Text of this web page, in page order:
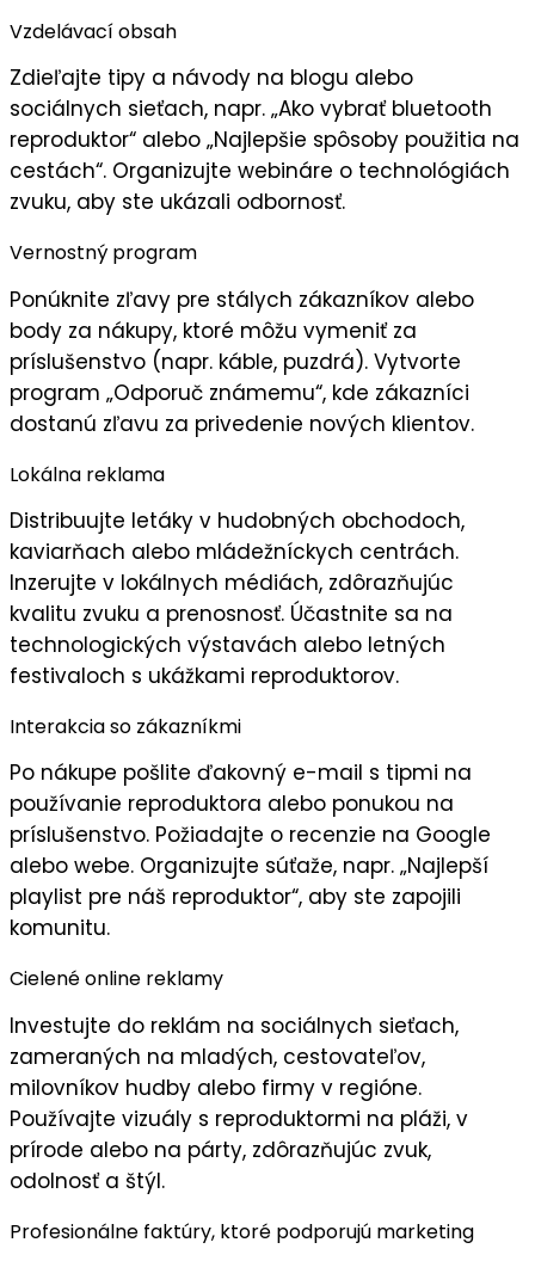
Vzdelávací obsah
Zdieľajte tipy a návody na blogu alebo
sociálnych sieťach, napr. „Ako vybrať bluetooth
reproduktor“ alebo „Najlepšie spôsoby použitia na
cestách“. Organizujte webináre o technológiách
zvuku, aby ste ukázali odbornosť.
Vernostný program
Ponúknite zľavy pre stálych zákazníkov alebo
body za nákupy, ktoré môžu vymeniť za
príslušenstvo (napr. káble, puzdrá). Vytvorte
program „Odporuč známemu“, kde zákazníci
dostanú zľavu za privedenie nových klientov.
Lokálna reklama
Distribuujte letáky v hudobných obchodoch,
kaviarňach alebo mládežníckych centrách.
Inzerujte v lokálnych médiách, zdôrazňujúc
kvalitu zvuku a prenosnosť. Účastnite sa na
technologických výstavách alebo letných
festivaloch s ukážkami reproduktorov.
Interakcia so zákazníkmi
Po nákupe pošlite ďakovný e-mail s tipmi na
používanie reproduktora alebo ponukou na
príslušenstvo. Požiadajte o recenzie na Google
alebo webe. Organizujte súťaže, napr. „Najlepší
playlist pre náš reproduktor“, aby ste zapojili
komunitu.
Cielené online reklamy
Investujte do reklám na sociálnych sieťach,
zameraných na mladých, cestovateľov,
milovníkov hudby alebo firmy v regióne.
Používajte vizuály s reproduktormi na pláži, v
prírode alebo na párty, zdôrazňujúc zvuk,
odolnosťa štýl.
Profesionálne faktúry, ktoré podporujú marketing